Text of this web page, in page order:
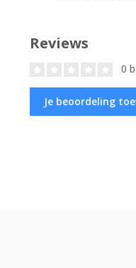
Reviews
0
Je beoordeling